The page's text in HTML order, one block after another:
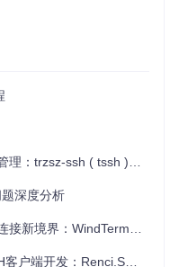
数据迁移任务，支持多
换简单直观。
缝运行。
( tssh ) —— 你的全能 SSH 客户端
深度分析
2.5.0 跨平台 SSH 客户端
：Renci.SshNet库实战指南